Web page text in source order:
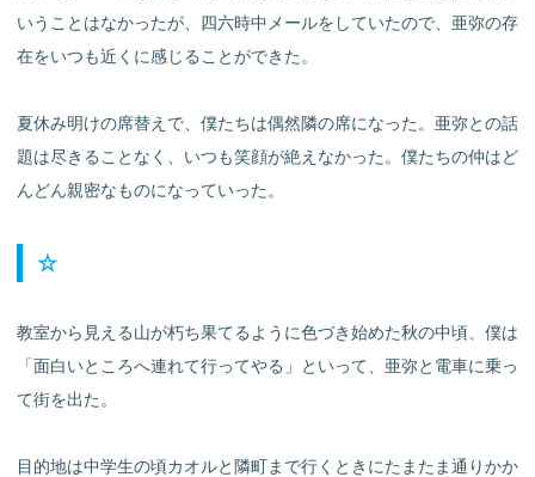
いうことはなかったが、四六時中メールをしていたので、亜弥の存
在をいつも近くに感じることができた。
夏休み明けの席替えで、僕たちは偶然隣の席になった。亜弥との話
題は尽きることなく、いつも笑顔が絶えなかった。僕たちの仲はど
んどん親密なものになっていった。
☆
教室から見える山が朽ち果てるように色づき始めた秋の中頃、僕は
「面白いところへ連れて行ってやる」といって、亜弥と電車に乗っ
て街を出た。
目的地は中学生の頃カオルと隣町まで行くときにたまたま通りかか